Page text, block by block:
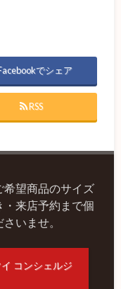
でシェア
RSS
望商品のサイズ
来店予約まで個
いませ。
コンシェルジ